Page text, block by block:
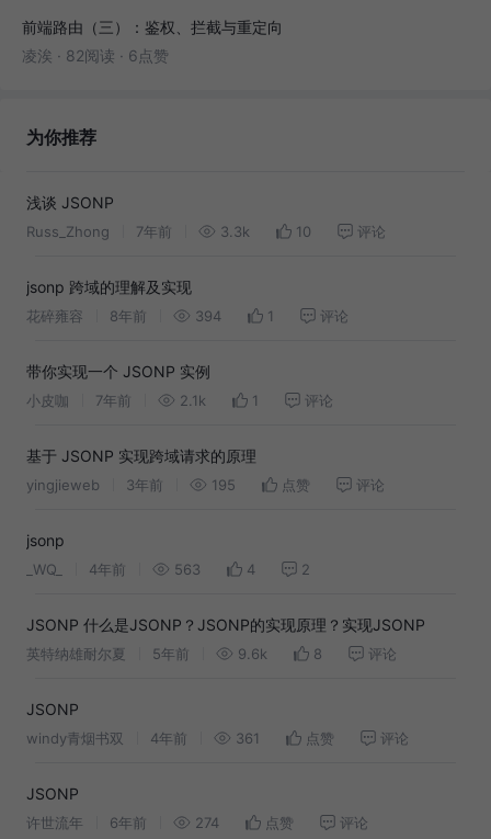
前端路由（三）：鉴权、拦截与重定向
凌涘 · 82阅读 · 6点赞
为你推荐
浅谈 JSONP
Russ_Zhong 7年前 3.3k 10 评论
jsonp 跨域的理解及实现
花碎雍容 8年前 394 1 评论
带你实现一个 JSONP 实例
小皮咖 7年前 2.1k 1 评论
基于 JSONP 实现跨域请求的原理
yingjieweb 3年前 195 点赞 评论
jsonp
_WQ_ 4年前 563 4 2
JSONP 什么是JSONP？JSONP的实现原理？实现JSONP
英特纳雄耐尔夏 5年前 9.6k 8 评论
JSONP
windy青烟书双 4年前 361 点赞 评论
JSONP
许世流年 6年前 274 点赞 评论